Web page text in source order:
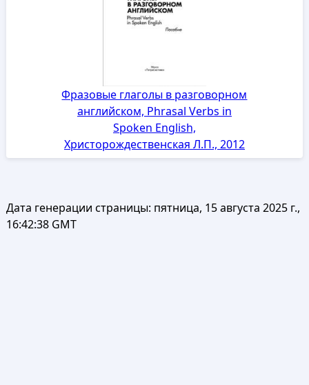
Фразовые глаголы в разговорном
английском, Phrasal Verbs in
Spoken English,
Христорождественская Л.П., 2012
Дата генерации страницы: пятница, 15 августа 2025 г.,
16:42:38 GMT